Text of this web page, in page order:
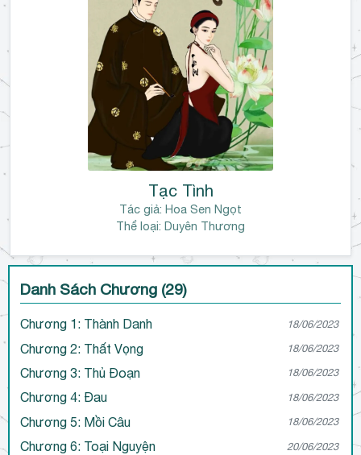
Tạc Tình
Tác giả: Hoa Sen Ngọt
Thể loại: Duyên Thương
Danh Sách Chương (29)
Chương 1: Thành Danh 18/06/2023
Chương 2: Thất Vọng 18/06/2023
Chương 3: Thủ Đoạn 18/06/2023
Chương 4: Đau 18/06/2023
Chương 5: Mồi Câu 18/06/2023
Chương 6: Toại Nguyện 20/06/2023